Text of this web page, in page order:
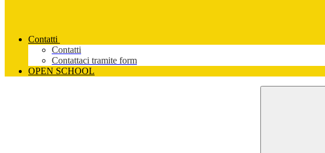
Contatti
Contatti
Contattaci tramite form
OPEN SCHOOL